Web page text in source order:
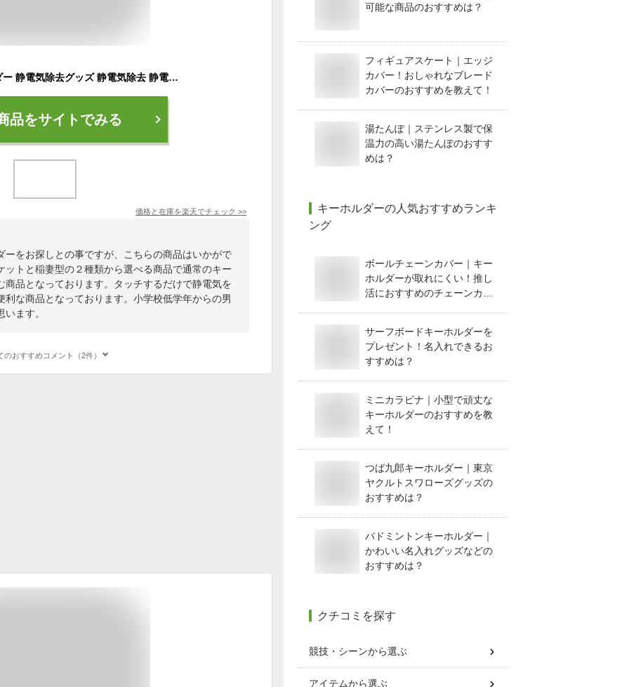
静電気除去キーホルダー 静電気除去グッズ 静電気除去 静電気防止 静電気防止グッズ 静電気 キーホルダー キーチェーン 防止 除去 グッズ 放電 車 カー用品 扉 ドア おしゃれ 秋 冬 乾燥
品をサイトでみる
価格と在庫を楽天でチェック >>
ーをお探しとの事ですが、こちらの商品はいかがで
ットと稲妻型の２種類から選べる商品で通常のキー
商品となっております。タッチするだけで静電気を
な商品となっております。小学校低学年からの男
ます。
のおすすめコメント（2件）
可能な商品のおすすめは？
フィギュアスケート｜エッジ
カバー！おしゃれなブレード
カバーのおすすめを教えて！
湯たんぽ｜ステンレス製で保
温力の高い湯たんぽのおすす
めは？
キーホルダーの人気おすすめランキ
ング
ボールチェーンカバー｜キー
ホルダーが取れにくい！推し
活におすすめのチェーンカバ
サーフボードキーホルダーを
プレゼント！名入れできるお
すすめは？
ミニカラビナ｜小型で頑丈な
キーホルダーのおすすめを教
えて！
つば九郎キーホルダー｜東京
ヤクルトスワローズグッズの
おすすめは？
バドミントンキーホルダー｜
かわいい名入れグッズなどの
おすすめは？
クチコミを探す
競技・シーンから選ぶ
アイテムから選ぶ